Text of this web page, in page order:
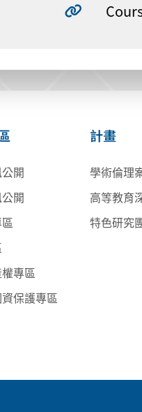
開
開
專區
保護專區
計畫
學術倫理
高等教育
特色研究